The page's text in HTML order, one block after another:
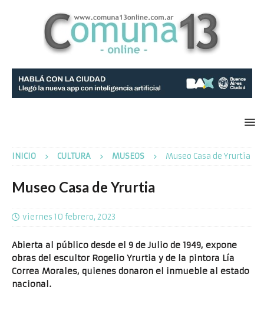
INICIO CULTURA MUSEOS Museo Casa de Yrurtia
Museo Casa de Yrurtia
viernes 10 febrero, 2023
Abierta al público desde el 9 de Julio de 1949, expone
obras del escultor Rogelio Yrurtia y de la pintora Lía
Correa Morales, quienes donaron el inmueble al estado
nacional.